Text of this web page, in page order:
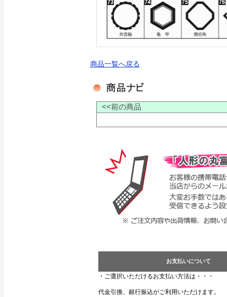
商品一覧へ戻る
<<前の商品
お支払いについて
・ご選択いただけるお支払い方法は・・・
代金引換、銀行振込がご利用いただけます。